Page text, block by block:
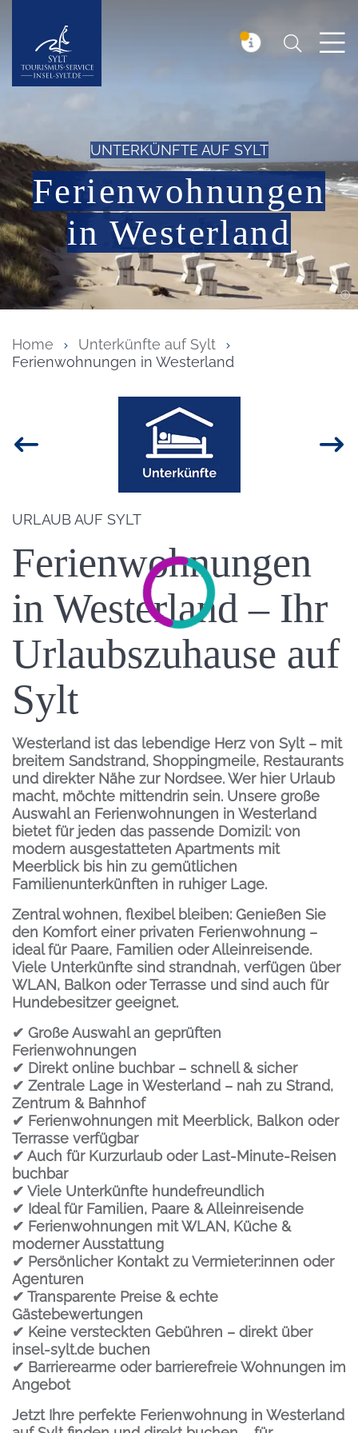
Insel Sylt Suchen
UNTERKÜNFTE AUF SYLT
Ferienwohnungen
in Westerland
Home
Unterkünfte auf Sylt
Ferienwohnungen in Westerland
Bild
Einleitung
URLAUB AUF SYLT
Ferienwohnungen
in Westerland – Ihr
Urlaubszuhause auf
Sylt
Westerland ist das lebendige Herz von Sylt – mit
breitem Sandstrand, Shoppingmeile, Restaurants
und direkter Nähe zur Nordsee. Wer hier Urlaub
macht, möchte mittendrin sein. Unsere große
Auswahl an Ferienwohnungen in Westerland
bietet für jeden das passende Domizil: von
modern ausgestatteten Apartments mit
Meerblick bis hin zu gemütlichen
Familienunterkünften in ruhiger Lage.
Zentral wohnen, flexibel bleiben: Genießen Sie
den Komfort einer privaten Ferienwohnung –
ideal für Paare, Familien oder Alleinreisende.
Viele Unterkünfte sind strandnah, verfügen über
WLAN, Balkon oder Terrasse und sind auch für
Hundebesitzer geeignet.
✔ Große Auswahl an geprüften
Ferienwohnungen
✔ Direkt online buchbar – schnell & sicher
✔ Zentrale Lage in Westerland – nah zu Strand,
Zentrum & Bahnhof
✔ Ferienwohnungen mit Meerblick, Balkon oder
Terrasse verfügbar
✔ Auch für Kurzurlaub oder Last-Minute-Reisen
buchbar
✔ Viele Unterkünfte hundefreundlich
✔ Ideal für Familien, Paare & Alleinreisende
✔ Ferienwohnungen mit WLAN, Küche &
moderner Ausstattung
✔ Persönlicher Kontakt zu Vermieter:innen oder
Agenturen
✔ Transparente Preise & echte
Gästebewertungen
✔ Keine versteckten Gebühren – direkt über
insel-sylt.de buchen
✔ Barrierearme oder barrierefreie Wohnungen im
Angebot
Jetzt Ihre perfekte Ferienwohnung in Westerland